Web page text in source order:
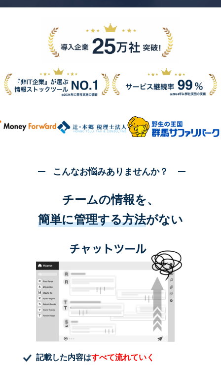
こんなお悩みありませんか？
チームの情報を、
簡単に管理する方法がない
記載した内容はすべて流れていく